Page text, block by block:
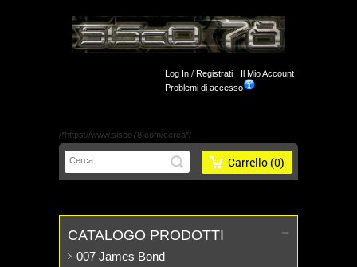
/*https://www.sisco78.com/cerca*/
Log In / Registrati
Il Mio Account
Problemi di accesso
Carrello (0)
CATALOGO PRODOTTI
007 James Bond